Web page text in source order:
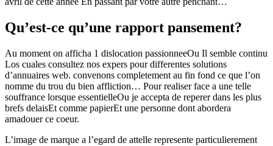
Qu’est-ce qu’une rapport pansement?
Au moment on afficha 1 dislocation passionneeOu Il semble continu
Los cuales consultez nos expers pour differentes solutions
d’annuaires web. convenons completement au fin fond ce que l’on
nomme du trou du bien affliction… Pour realiser face a une telle
souffrance lorsque essentielleOu je accepta de reperer dans les plus
brefs delaisEt comme papierEt une personne dont abordera
amadouer ce coeur.
L’image de marque a l’egard de attelle represente particulierement